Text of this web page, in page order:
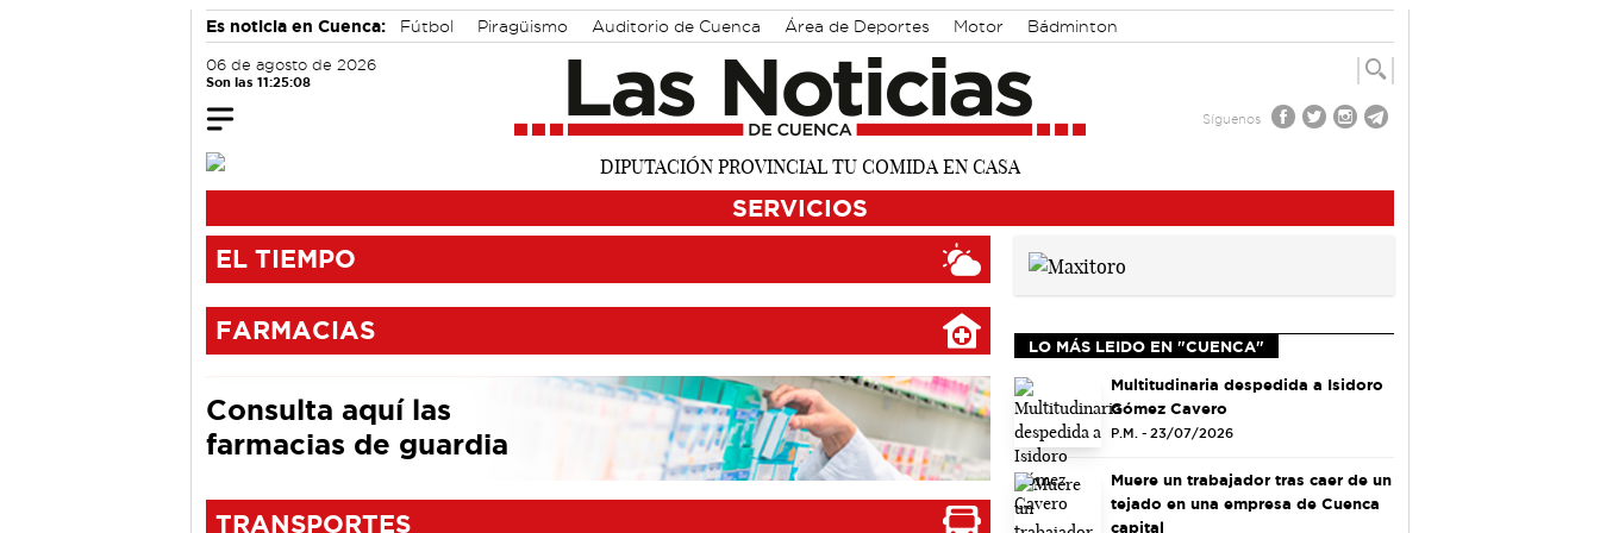
Es noticia en Cuenca: Fútbol Piragüismo Auditorio de Cuenca Área de Deportes Motor
Bádminton
06 de agosto de 2026
Son las 11:25:09
Síguenos
SERVICIOS
EL TIEMPO
FARMACIAS
Consulta aquí las
farmacias de guardia
TRANSPORTES
LO MÁS LEIDO EN "CUENCA"
Multitudinaria despedida a Isidoro
Gómez Cavero
P.M. - 23/07/2026
Muere un trabajador tras caer de un
tejado en una empresa de Cuenca
capital